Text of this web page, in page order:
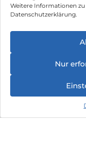
Weitere Informationen
Datenschutzerklärung.
Nur
Silber
inkl. MwSt.
Apple iPad
GB Silber
655,90€
Apple iPad
(2025) Wi-Fi